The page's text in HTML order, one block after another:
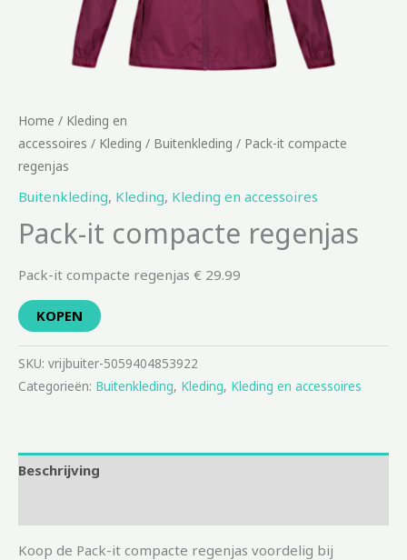
Home / Kleding en
accessoires / Kleding / Buitenkleding / Pack-it compacte
regenjas
Buitenkleding, Kleding, Kleding en accessoires
Pack-it compacte regenjas
Pack-it compacte regenjas € 29.99
KOPEN
SKU: vrijbuiter-5059404853922
Categorieën: Buitenkleding, Kleding, Kleding en accessoires
Beschrijving
Koop de Pack-it compacte regenjas voordelig bij